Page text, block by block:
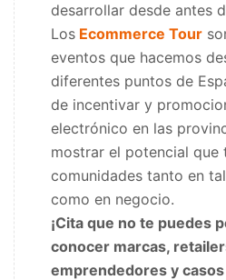
desarrollar desde antes
Los Ecommerce Tour
eventos que hacemos
diferentes puntos de
de incentivar y
electrónico en las
mostrar el potencial que
comunidades tanto en
como en negocio.
¡Cita que no te puedes
conocer marcas,
emprendedores y